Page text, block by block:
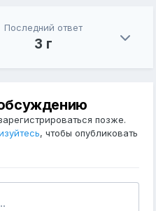
Последний ответ
3 г
позже.
, чтобы опубликовать